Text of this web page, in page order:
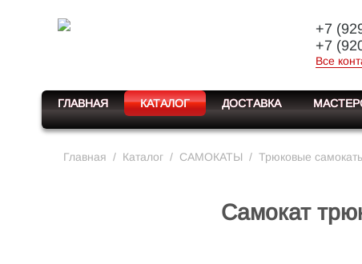
+7
+7
Все
ГЛАВНАЯ КАТАЛОГ ДОСТАВКА
Главная / Каталог / САМОКАТЫ / Трюковые
Самокат